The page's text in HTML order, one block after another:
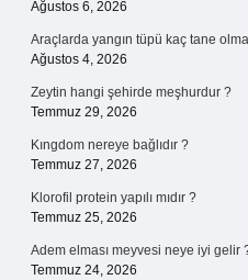
Ağustos 6, 2026
Araçlarda yangın tüpü kaç tane
Ağustos 4, 2026
Zeytin hangi şehirde meşhurdur ?
Temmuz 29, 2026
Kıngdom nereye bağlıdır ?
Temmuz 27, 2026
Klorofil protein yapılı mıdır ?
Temmuz 25, 2026
Adem elması meyvesi neye iyi gelir
Temmuz 24, 2026